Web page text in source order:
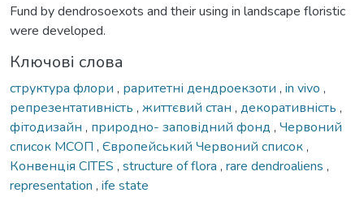
Fund by dendrosoexots and their using in landscape floristic
were developed.
Ключові слова
структура флори , раритетні дендроекзоти , in vivo ,
репрезентативність , життєвий стан , декоративність ,
фітодизайн , природно- заповідний фонд , Червоний
список МСОП , Європейський Червоний список,
Конвенція CITES , structure of flora , rare dendroaliens ,
representation , ife state